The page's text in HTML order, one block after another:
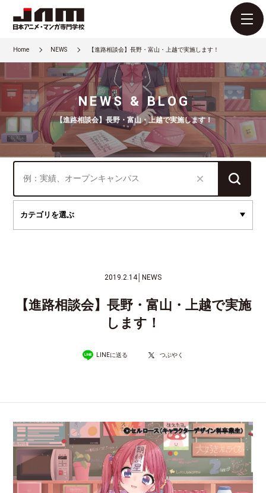
Home NEWS 【進路相談会】長野・富山・上越で実施します！
NEWS & BLOG
【進路相談会】長野・富山・上越で実施します！
2019.2.14│ NEWS
【進路相談会】長野・富山・上越で実施
します！
LINEに送る つぶやく